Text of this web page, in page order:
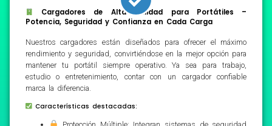
Cargadores de Alta Calidad para Portátiles –
Potencia, Seguridad y Confianza en Cada Carga
Nuestros cargadores están diseñados para ofrecer el máximo
rendimiento y seguridad, convirtiéndose en la mejor opción para
mantener tu portátil siempre operativo. Ya sea para trabajo,
estudio o entretenimiento, contar con un cargador confiable
marca la diferencia.
Características destacadas: